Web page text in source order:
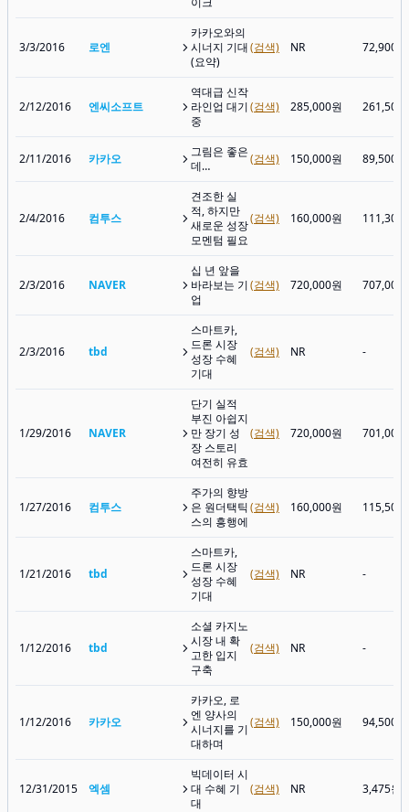
3/3/2016 로엔
카카오와의
시너지 기대
(요약)
(검색) NR 72,900원
2/12/2016 엔씨소프트
역대급 신작
라인업 대기
중
(검색) 285,000원 261,500
2/11/2016 카카오
그림은 좋은
데…
(검색) 150,000원 89,500원
2/4/2016 컴투스
견조한 실
적, 하지만
새로운 성장
모멘텀 필요
(검색) 160,000원 111,300
2/3/2016 NAVER
십 년 앞을
바라보는 기
업
(검색) 720,000원 707,000
2/3/2016 tbd
스마트카,
드론 시장
성장 수혜
기대
(검색) NR -
1/29/2016 NAVER
단기 실적
부진 아쉽지
만 장기 성
장 스토리
여전히 유효
(검색) 720,000원 701,000
1/27/2016 컴투스
주가의 향방
은 원더택틱
스의 흥행에
(검색) 160,000원 115,500
1/21/2016 tbd
스마트카,
드론 시장
성장 수혜
기대
(검색) NR -
1/12/2016 tbd
소셜 카지노
시장 내 확
고한 입지
구축
(검색) NR -
1/12/2016 카카오
카카오, 로
엔 양사의
시너지를 기
대하며
(검색) 150,000원 94,500원
12/31/2015 엑셈
빅데이터 시
대 수혜 기
대
(검색) NR 3,475원